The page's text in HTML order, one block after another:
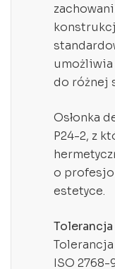
umożliwia
do różnej
Osłonka
P24-2, z
o
estetyce.
Tolerancja
ISO 2768-